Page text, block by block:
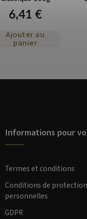
6,41 €
Ajouter au
panier
Informations pour
Termes et conditions
Conditions de
personnelles
GDPR